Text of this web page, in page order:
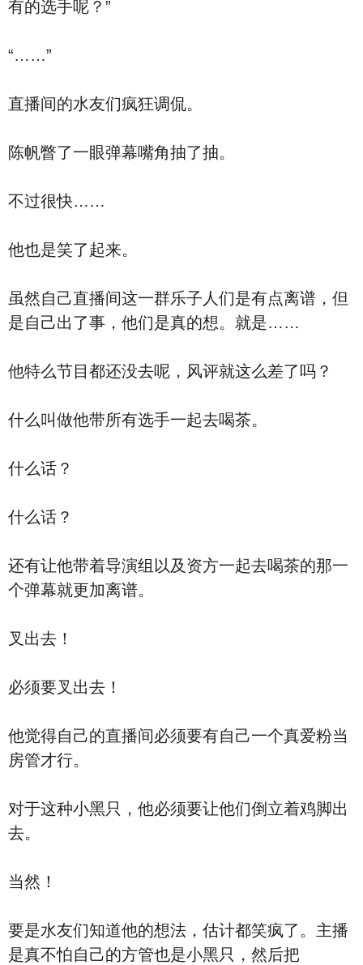
有的选手呢？”
“……”
直播间的水友们疯狂调侃。
陈帆瞥了一眼弹幕嘴角抽了抽。
不过很快……
他也是笑了起来。
虽然自己直播间这一群乐子人们是有点离谱，但
是自己出了事，他们是真的想。就是……
他特么节目都还没去呢，风评就这么差了吗？
什么叫做他带所有选手一起去喝茶。
什么话？
什么话？
还有让他带着导演组以及资方一起去喝茶的那一
个弹幕就更加离谱。
叉出去！
必须要叉出去！
他觉得自己的直播间必须要有自己一个真爱粉当
房管才行。
对于这种小黑只，他必须要让他们倒立着鸡脚出
去。
当然！
要是水友们知道他的想法，估计都笑疯了。主播
是真不怕自己的方管也是小黑只，然后把